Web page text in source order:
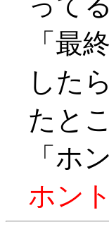
「最
した
たと
「ホ
ホン